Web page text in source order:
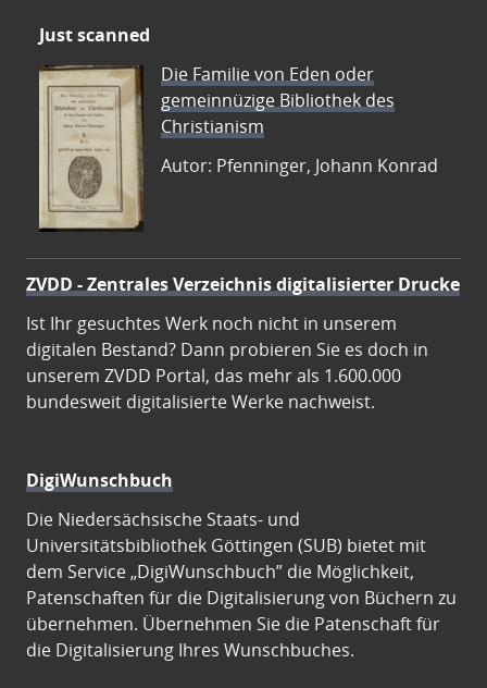
Just scanned
Die Familie von Eden oder
gemeinnüzige Bibliothek des
Christianism
Autor: Pfenninger, Johann Konrad
ZVDD - Zentrales Verzeichnis digitalisierter Drucke
Ist Ihr gesuchtes Werk noch nicht in unserem
digitalen Bestand? Dann probieren Sie es doch in
unserem ZVDD Portal, das mehr als 1.600.000
bundesweit digitalisierte Werke nachweist.
DigiWunschbuch
Die Niedersächsische Staats- und
Universitätsbibliothek Göttingen (SUB) bietet mit
dem Service „DigiWunschbuch” die Möglichkeit,
Patenschaften für die Digitalisierung von Büchern zu
übernehmen. Übernehmen Sie die Patenschaft für
die Digitalisierung Ihres Wunschbuches.